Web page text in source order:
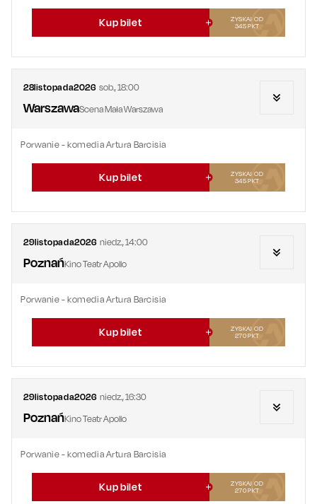
Kup bilet
ZYSKAJ OD
345PKT
28listopada2026 sob.,18:00
WarszawaScena Mała Warszawa
Porwanie - komedia Artura Barcisia
Kup bilet
ZYSKAJ OD
345PKT
29listopada2026 niedz.,14:00
PoznańKino Teatr Apollo
Porwanie - komedia Artura Barcisia
Kup bilet
ZYSKAJ OD
270PKT
29listopada2026 niedz.,16:30
PoznańKino Teatr Apollo
Porwanie - komedia Artura Barcisia
Kup bilet
ZYSKAJ OD
270PKT